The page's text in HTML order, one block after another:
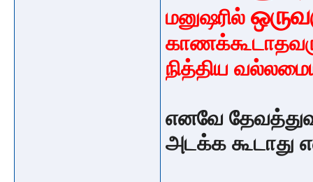
மனுஷரில்
நித்திய
எனவே
அடக்க கூடாது